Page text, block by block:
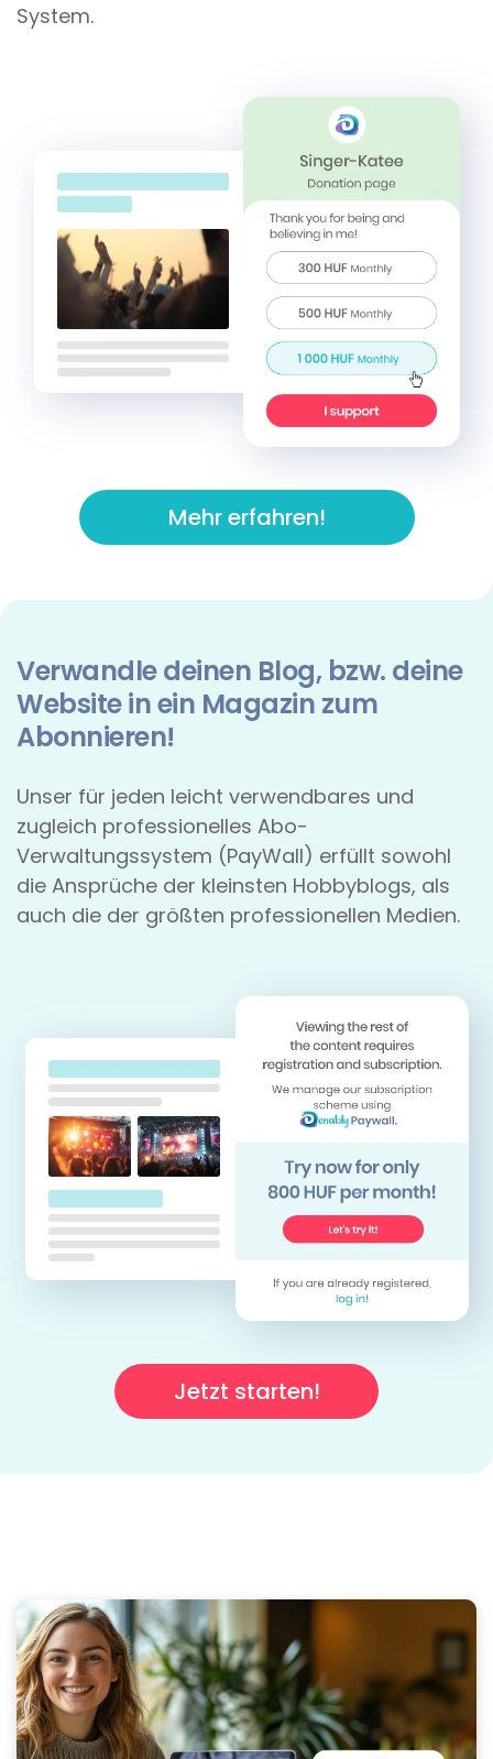
System.
Mehr erfahren!
Jetzt starten!
Verwandle deinen Blog, bzw. deine
Website in ein Magazin zum
Abonnieren!
Unser für jeden leicht verwendbares und
zugleich professionelles Abo-
Verwaltungssystem (PayWall) erfüllt sowohl
die Ansprüche der kleinsten Hobbyblogs, als
auch die der größten professionellen Medien.